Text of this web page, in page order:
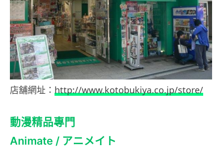
店舖網址： http://www.kotobukiya.co.jp/store/
動漫精品專門
Animate / アニメイト